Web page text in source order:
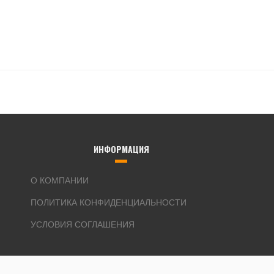
ИНФОРМАЦИЯ
О КОМПАНИИ
ПОЛИТИКА КОНФИДЕНЦИАЛЬНОСТИ
УСЛОВИЯ СОГЛАШЕНИЯ